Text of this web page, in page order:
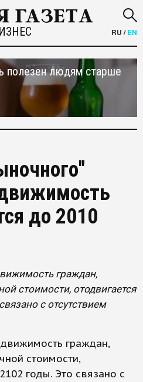
RU /EN
полезен людям старше
до 2010
граждан,
стоимости, отодвигается
с отсутствием
граждан,
стоимости,
годы. Это связано с